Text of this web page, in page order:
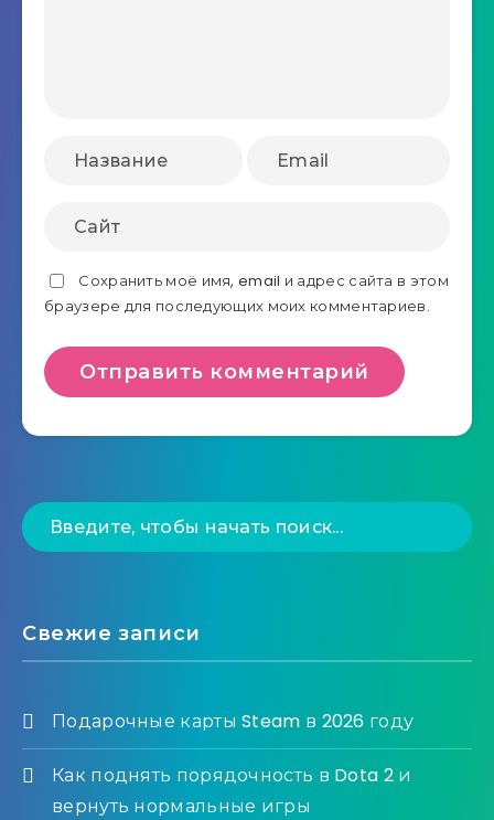
Сохранить моё имя, email и адрес сайта в этом
браузере для последующих моих комментариев.
Свежие записи
Подарочные карты Steam в 2026 году
Как поднять порядочность в Dota 2 и
вернуть нормальные игры